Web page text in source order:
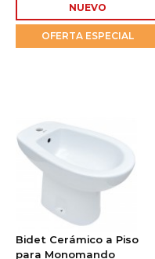
NUEVO
OFERTA ESPECIAL
Bidet Cerámico a Piso
para Monomando